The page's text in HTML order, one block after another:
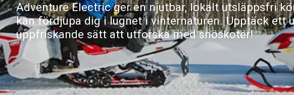
Adventure Electric ger en njutbar, lokalt utsläppsfri
kan fördjupa dig i lugnet i vinternaturen. Upptäck ett
uppfriskande sätt att utforska med snöskoter!